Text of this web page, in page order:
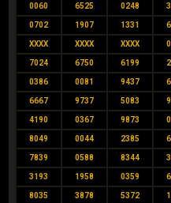
0060 6525 0248
0702 1907 1331
XXXX XXXX XXXX
7024 6750 6199
0386 0081 9437
6667 9737 5083
4190 0367 9873
8049 0044 2385
7839 0588 8344
3193 1958 0359
8035 3878 5372